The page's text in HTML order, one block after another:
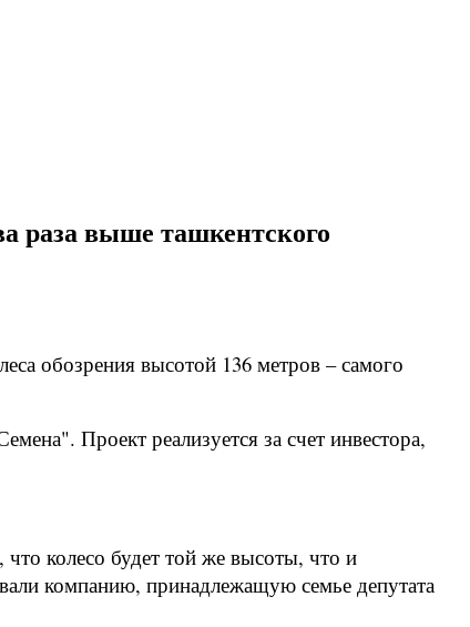
раза выше ташкентского
обозрения высотой 136 метров – самого
Проект реализуется за счет инвестора,
колесо будет той же высоты, что и
компанию, принадлежащую семье депутата